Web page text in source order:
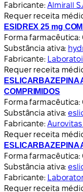
Fabricante: Almirall
Requer receita
ESIDREX 25 mg
Forma farmacêutica:
Substância ativa:
Fabricante:
Requer receita
ESLICARBAZEPINA
COMPRIMIDOS
Forma farmacêutica:
Substância ativa:
Fabricante: Aurovitas
Requer receita
ESLICARBAZEPINA
Forma farmacêutica:
Substância ativa:
Fabricante:
Requer receita